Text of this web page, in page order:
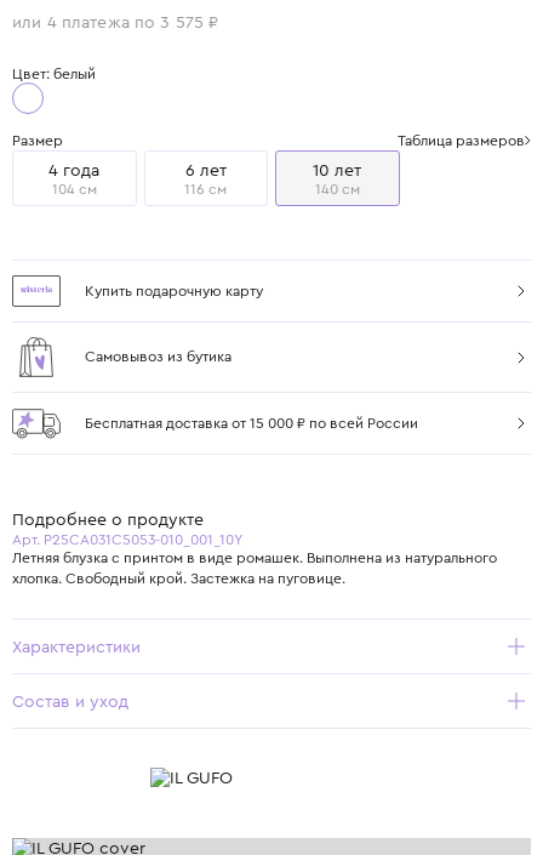
или 4 платежа по 3 575 ₽
Цвет: белый
Размер Таблица размеров
4 года
104 см
6 лет
116 см
10 лет
140 см
Купить подарочную карту
Самовывоз из бутика
Бесплатная доставка от 15 000 ₽ по всей России
Подробнее о продукте
Арт. P25CA031C5053-010_001_10Y
Летняя блузка с принтом в виде ромашек. Выполнена из натурального
хлопка. Свободный крой. Застежка на пуговице.
Характеристики
Состав и уход